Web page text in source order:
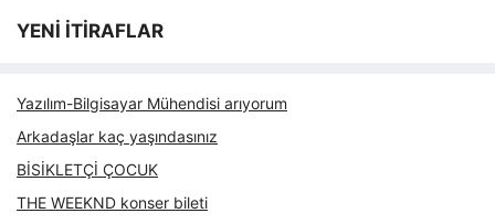
YENİ İTİRAFLAR
Yazılım-Bilgisayar Mühendisi arıyorum
Arkadaşlar kaç yaşındasınız
BİSİKLETÇİ ÇOCUK
THE WEEKND konser bileti